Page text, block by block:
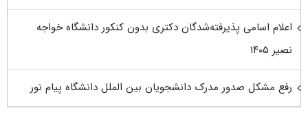
اعلام اسامی پذیرفته‌شدگان دکتری بدون کنکور دانشگاه خواجه
نصیر ۱۴۰۵
رفع مشکل صدور مدرک دانشجویان بین الملل دانشگاه پیام نور